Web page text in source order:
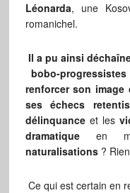
Léonarda, une
romanichel.
Il a pu ainsi
bobo-
renforcer son image
ses échecs
délinquance et les
dramatiqueen
naturalisations? Rien
Ce qui est certain en